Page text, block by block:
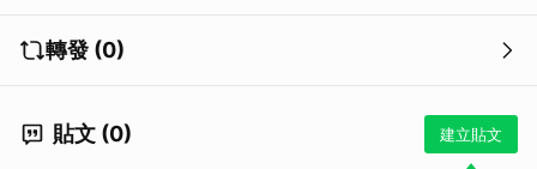
轉發 (0)
貼文 (0) 建立貼文